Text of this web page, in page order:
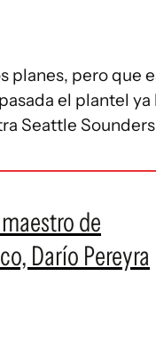
planes, pero que
el plantel ya
Seattle
de
Darío Pereyra